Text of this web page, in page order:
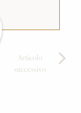
Articolo
successivo